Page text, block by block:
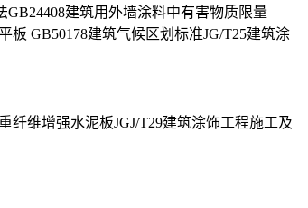
GB24408建筑用外墙涂料中有害物质限量
板 GB50178建筑气候区划标准JG/T25建筑涂
纤维增强水泥板JGJ/T29建筑涂饰工程施工及